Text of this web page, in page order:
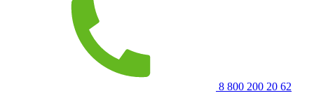
8 800 200 20 62